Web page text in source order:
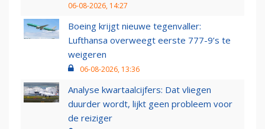
06-08-2026, 14:27
Boeing krijgt nieuwe tegenvaller:
Lufthansa overweegt eerste 777-9’s te
weigeren
06-08-2026, 13:36
Analyse kwartaalcijfers: Dat vliegen
duurder wordt, lijkt geen probleem voor
de reiziger